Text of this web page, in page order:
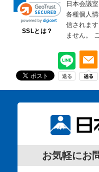
SSLとは？
日本会議
各種個人
信されます
ません。
お気軽にお